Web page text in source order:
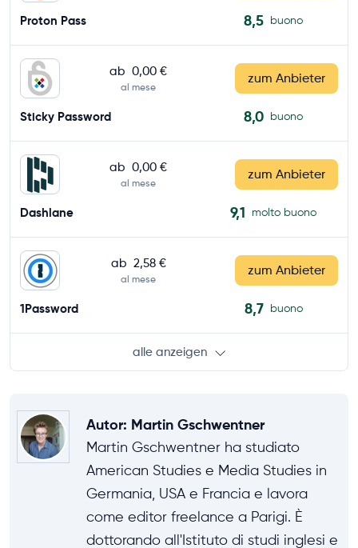
Proton Pass 8,5 buono
ab 0,00 €
al mese
zum Anbieter
Sticky Password 8,0 buono
ab 0,00 €
al mese
zum Anbieter
Dashlane 9,1 molto buono
ab 2,58 €
al mese
zum Anbieter
1Password 8,7 buono
alle anzeigen
Autor: Martin Gschwentner
Martin Gschwentner ha studiato
American Studies e Media Studies in
Germania, USA e Francia e lavora
come editor freelance a Parigi. È
dottorando all'Istituto di studi inglesi e